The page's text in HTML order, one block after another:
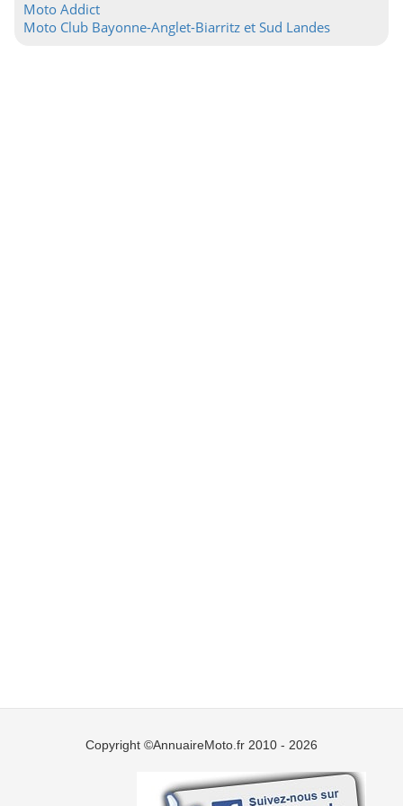
Moto Addict
Moto Club Bayonne-Anglet-Biarritz et Sud Landes
Copyright ©AnnuaireMoto.fr 2010 - 2026